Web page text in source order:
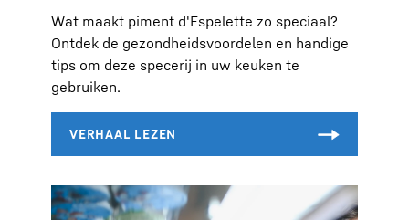
Wat maakt piment d'Espelette zo speciaal?
Ontdek de gezondheidsvoordelen en handige
tips om deze specerij in uw keuken te
gebruiken.